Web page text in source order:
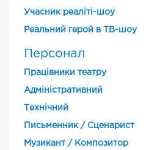
Учасник реаліті-шоу
Реальний герой в ТВ-шоу
Персонал
Працівники театру
Адміністративний
Технічний
Письменник / Сценарист
Музикант / Композитор